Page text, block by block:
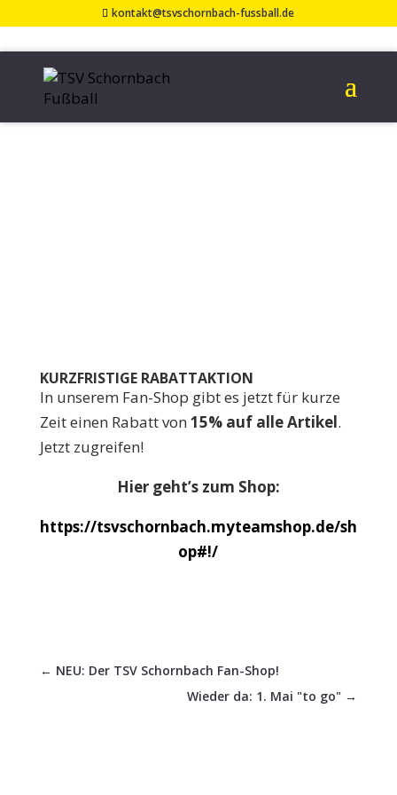
kontakt@tsvschornbach-fussball.de
NUR FÜR KURZE
ZEIT: RABATTE IM
KURZFRISTIGE RABATTAKTION
In unserem Fan-Shop gibt es jetzt für kurze
Zeit einen Rabatt von 15% auf alle Artikel.
Jetzt zugreifen!
Hier geht’s zum Shop:
https://tsvschornbach.myteamshop.de/sh
op#!/
← NEU: Der TSV Schornbach Fan-Shop!
Wieder da: 1. Mai "to go" →